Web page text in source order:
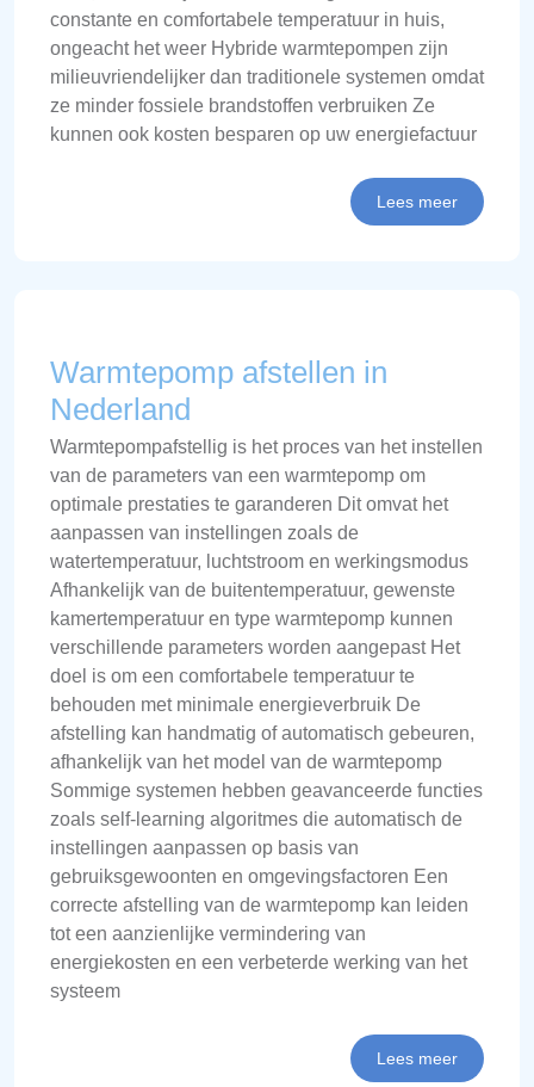
constante en comfortabele temperatuur in huis,
ongeacht het weer Hybride warmtepompen zijn
milieuvriendelijker dan traditionele systemen omdat
ze minder fossiele brandstoffen verbruiken Ze
kunnen ook kosten besparen op uw energiefactuur
Lees meer
Warmtepomp afstellen in
Nederland
Warmtepompafstellig is het proces van het instellen
van de parameters van een warmtepomp om
optimale prestaties te garanderen Dit omvat het
aanpassen van instellingen zoals de
watertemperatuur, luchtstroom en werkingsmodus
Afhankelijk van de buitentemperatuur, gewenste
kamertemperatuur en type warmtepomp kunnen
verschillende parameters worden aangepast Het
doel is om een comfortabele temperatuur te
behouden met minimale energieverbruik De
afstelling kan handmatig of automatisch gebeuren,
afhankelijk van het model van de warmtepomp
Sommige systemen hebben geavanceerde functies
zoals self-learning algoritmes die automatisch de
instellingen aanpassen op basis van
gebruiksgewoonten en omgevingsfactoren Een
correcte afstelling van de warmtepomp kan leiden
tot een aanzienlijke vermindering van
energiekosten en een verbeterde werking van het
systeem
Lees meer